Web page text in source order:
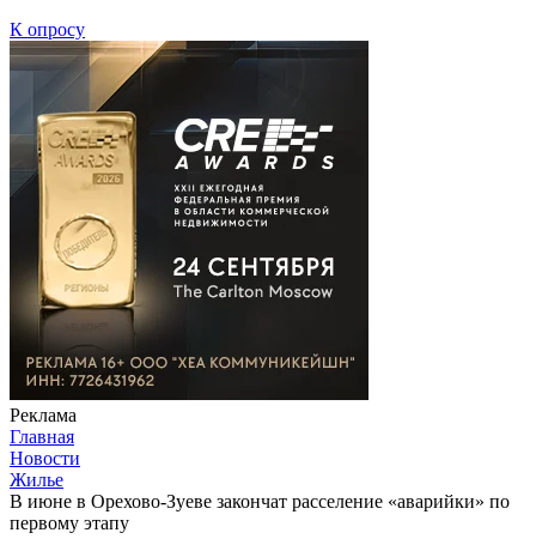
К опросу
Реклама
Главная
Новости
Жилье
В июне в Орехово-Зуеве закончат расселение «аварийки» по
первому этапу